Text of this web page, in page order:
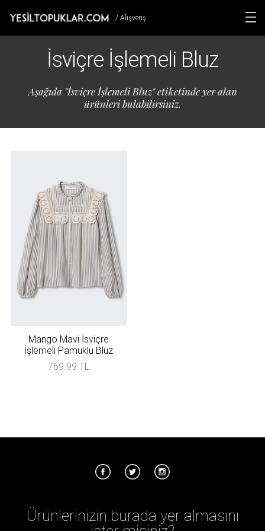
/ Alışveriş
İsviçre İşlemeli Bluz
Aşağıda "İsviçre İşlemeli Bluz" etiketinde yer alan
ürünleri bulabilirsiniz.
Mango Mavi İsviçre
İşlemeli Pamuklu Bluz
769.99 TL
Ürünlerinizin burada yer almasını